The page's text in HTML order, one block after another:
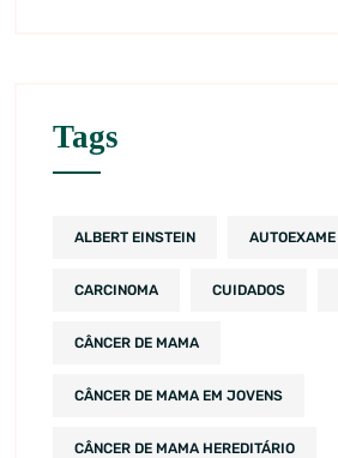
Tags
ALBERT EINSTEIN AUTOEXAME
CARCINOMA CUIDADOS
CÂNCER DE MAMA
CÂNCER DE MAMA EM JOVENS
CÂNCER DE MAMA HEREDITÁRIO